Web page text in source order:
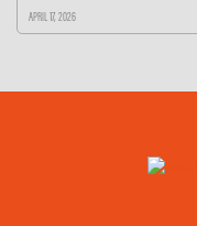
APRIL 17, 2026